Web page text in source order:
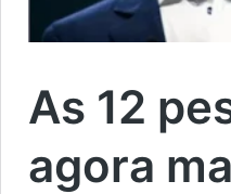
As 12
agora